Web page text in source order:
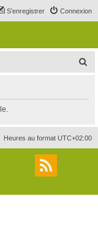
Connexion
S’enregistrer
r
c
r
Heures au format UTC+02:00